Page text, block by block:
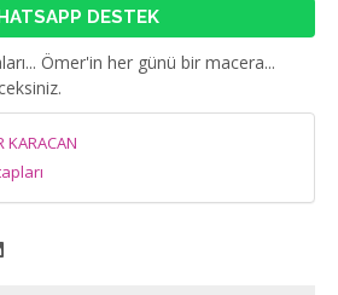
DESTEK
Ömer'in her günü bir macera...
KARACAN